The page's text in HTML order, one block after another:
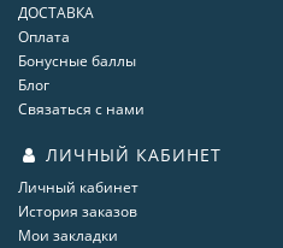
ДОСТАВКА
Оплата
Бонусные баллы
Блог
Связаться с нами
ЛИЧНЫЙ КАБИНЕТ
Личный кабинет
История заказов
Мои закладки